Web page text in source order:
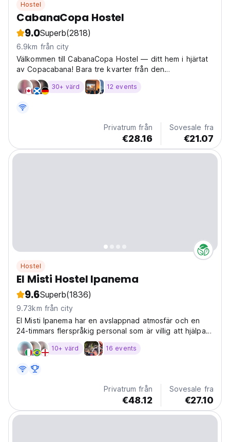
Hostel
CabanaCopa Hostel
9.0Superb(2818)
6.9km från city
Välkommen till CabanaCopa Hostel — ditt hem i hjärtat
av Copacabana! Bara tre kvarter från den
världsberömda Copacabana-stranden, ett kvarter från
tunnelbanan och precis bredvid en vacker naturpark
fotbollsplan...
30+ värd 12 events
Privatrum från
€28.16
Sovesale fra
€21.07
Hostel
El Misti Hostel Ipanema
9.6Superb(1836)
9.73km från city
El Misti Ipanema har en avslappnad atmosfär och en
24-timmars flerspråkig personal som är villig att hjälpa
gästerna med tips om turer och spännande fester.
10+ värd 16 events
Privatrum från
€48.12
Sovesale fra
€27.10